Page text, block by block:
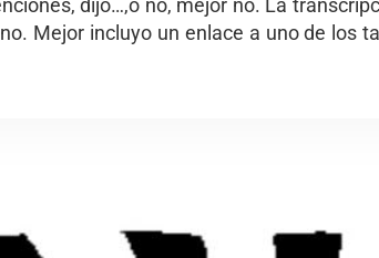
dijo…,o no, mejor no. La
Mejor incluyo un enlace a uno de los